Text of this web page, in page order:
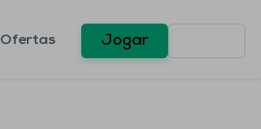
Ofertas Jogar